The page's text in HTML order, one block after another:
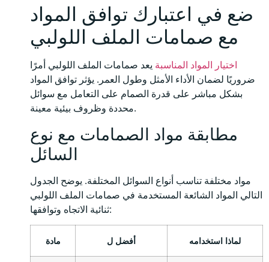
ضع في اعتبارك توافق المواد
مع صمامات الملف اللولبي
اختيار المواد المناسبة يعد صمامات الملف اللولبي أمرًا
ضروريًا لضمان الأداء الأمثل وطول العمر. يؤثر توافق المواد
بشكل مباشر على قدرة الصمام على التعامل مع سوائل
محددة وظروف بيئية معينة.
مطابقة مواد الصمامات مع نوع
السائل
مواد مختلفة تناسب أنواع السوائل المختلفة. يوضح الجدول
التالي المواد الشائعة المستخدمة في صمامات الملف اللولبي
ثنائية الاتجاه وتوافقها:
مادة أفضل ل لماذا استخدامه